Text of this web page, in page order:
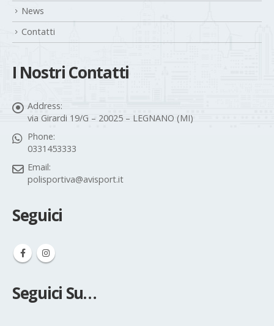
News
Contatti
I Nostri Contatti
Address:
via Girardi 19/G – 20025 – LEGNANO (MI)
Phone:
0331453333
Email:
polisportiva@avisport.it
Seguici
Seguici Su…